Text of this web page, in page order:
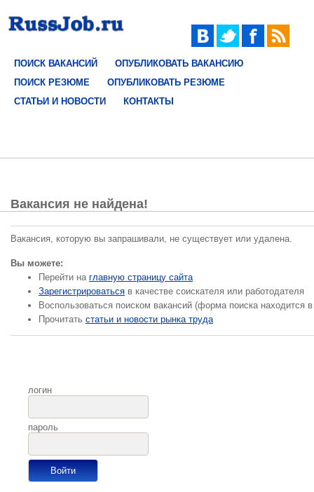
ПОИСК ВАКАНСИЙ
ОПУБЛИКОВАТЬ ВАКАНСИЮ
ПОИСК РЕЗЮМЕ
ОПУБЛИКОВАТЬ РЕЗЮМЕ
СТАТЬИ И НОВОСТИ
КОНТАКТЫ
Вакансия не найдена!
Вакансия, которую вы запрашивали, не существует или удалена.
Вы можете:
Перейти на главную страницу сайта
Зарегистрироваться в качестве соискателя или работодателя
Воспользоваться поиском вакансий (форма поиска находится
Прочитать статьи и новости рынка труда
логин
пароль